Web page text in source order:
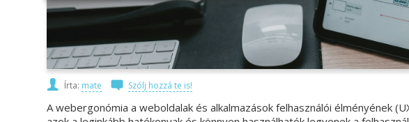
Írta: mate Szólj hozzá te is!
A webergonómia a weboldalak és alkalmazások felhasználói élményének